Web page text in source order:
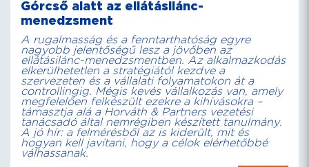
Górcső alatt az ellátásilánc-
menedzsment
A rugalmasság és a fenntarthatóság egyre
nagyobb jelentőségű lesz a jövőben az
ellátásilánc-menedzsmentben. Az alkalmazkodás
elkerülhetetlen a stratégiától kezdve a
szervezeten és a vállalati folyamatokon át a
controllingig. Mégis kevés vállalkozás van, amely
megfelelően felkészült ezekre a kihívásokra –
támasztja alá a Horváth & Partners vezetési
tanácsadó által nemrégiben készített tanulmány.
A jó hír: a felmérésből az is kiderült, mit és
hogyan kell javítani, hogy a célok elérhetőbbé
válhassanak.